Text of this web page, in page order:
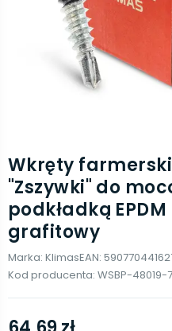
Wkręty
"Zszywki" do
podkładką
grafitowy
Marka: KlimasEAN:
Kod producenta: WSBP-48019-